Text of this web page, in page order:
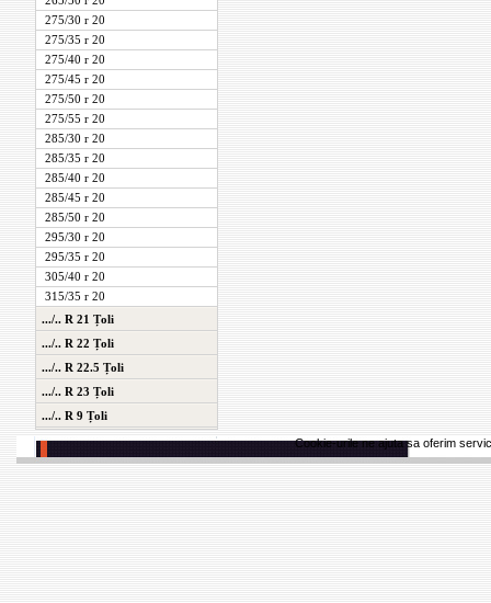
275/30 r 20
275/35 r 20
275/40 r 20
275/45 r 20
275/50 r 20
275/55 r 20
285/30 r 20
285/35 r 20
285/40 r 20
285/45 r 20
285/50 r 20
295/30 r 20
295/35 r 20
305/40 r 20
315/35 r 20
.../.. R 21 Țoli
.../.. R 22 Țoli
.../.. R 22.5 Țoli
.../.. R 23 Țoli
.../.. R 9 Țoli
Cookie-urile ne ajuta sa oferim